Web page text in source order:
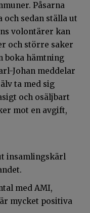
Påsarna
och sedan ställa ut
volontärer kan
och större saker
boka hämtning
Johan meddelar
ta med sig
och osäljbart
mot en avgift,
insamlingskärl
med AMI,
mycket positiva